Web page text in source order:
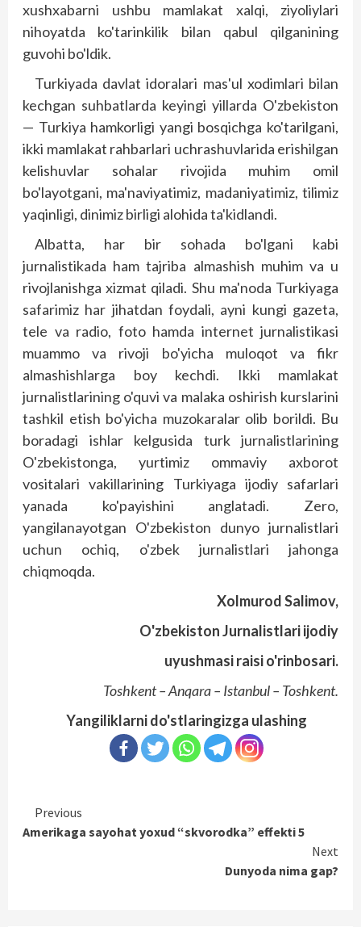
xushxabarni ushbu mamlakat xalqi, ziyoliylari
nihoyatda ko'tarinkilik bilan qabul qilganining
guvohi bo'ldik.
Turkiyada davlat idoralari mas'ul xodimlari bilan
kechgan suhbatlarda keyingi yillarda O'zbekiston
— Turkiya hamkorligi yangi bosqichga ko'tarilgani,
ikki mamlakat rahbarlari uchrashuvlarida erishilgan
kelishuvlar sohalar rivojida muhim omil
bo'layotgani, ma'naviyatimiz, madaniyatimiz, tilimiz
yaqinligi, dinimiz birligi alohida ta'kidlandi.
Albatta, har bir sohada bo'lgani kabi
jurnalistikada ham tajriba almashish muhim va u
rivojlanishga xizmat qiladi. Shu ma'noda Turkiyaga
safarimiz har jihatdan foydali, ayni kungi gazeta,
tele va radio, foto hamda internet jurnalistikasi
muammo va rivoji bo'yicha muloqot va fikr
almashishlarga boy kechdi. Ikki mamlakat
jurnalistlarining o'quvi va malaka oshirish kurslarini
tashkil etish bo'yicha muzokaralar olib borildi. Bu
boradagi ishlar kelgusida turk jurnalistlarining
O'zbekistonga, yurtimiz ommaviy axborot
vositalari vakillarining Turkiyaga ijodiy safarlari
yanada ko'payishini ang­latadi. Zero,
yangilanayotgan O'zbekiston dunyo jurnalistlari
uchun ochiq, o'zbek jurnalistlari jahonga
chiqmoqda.
Xolmurod Salimov,
O'zbekiston Jurnalistlari ijodiy
uyushmasi raisi o'rinbosari.
Toshkent – Anqara – Istanbul – Toshkent.
Yangiliklarni do'stlaringizga ulashing
Continue
Reading
Previous
Amerikaga sayohat yoxud “skvorodka” effekti 5
Next
Dunyoda nima gap?